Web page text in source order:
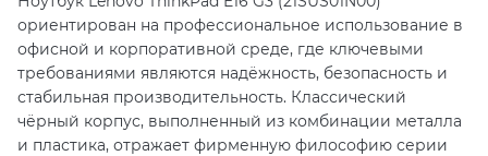
Техническая поддержка Консультация
ориентирован на профессиональное использование в
офисной и корпоративной среде, где ключевыми
требованиями являются надёжность, безопасность и
стабильная производительность. Классический
чёрный корпус, выполненный из комбинации металла
и пластика, отражает фирменную философию серии